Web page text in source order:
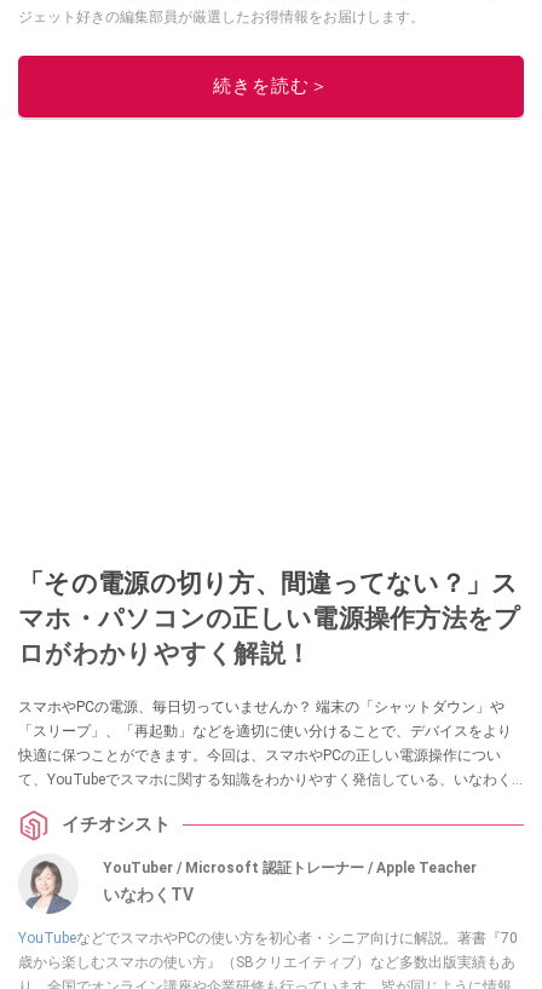
ジェット好きの編集部員が厳選したお得情報をお届けします。
このイチオシストの他の記事を読む
続きを読む＞
「その電源の切り方、間違ってない？」ス
マホ・パソコンの正しい電源操作方法をプ
ロがわかりやすく解説！
スマホやPCの電源、毎日切っていませんか？ 端末の「シャットダウン」や
「スリープ」、「再起動」などを適切に使い分けることで、デバイスをより
快適に保つことができます。今回は、スマホやPCの正しい電源操作につい
て、YouTubeでスマホに関する知識をわかりやすく発信している、いなわく
せてチェックしてみてください。
イチオシスト
YouTuber / Microsoft 認証トレーナー / Apple Teacher
いなわくTV
YouTubeなどでスマホやPCの使い方を初心者・シニア向けに解説。著書『70
歳から楽しむスマホの使い方』（SBクリエイティブ）など多数出版実績もあ